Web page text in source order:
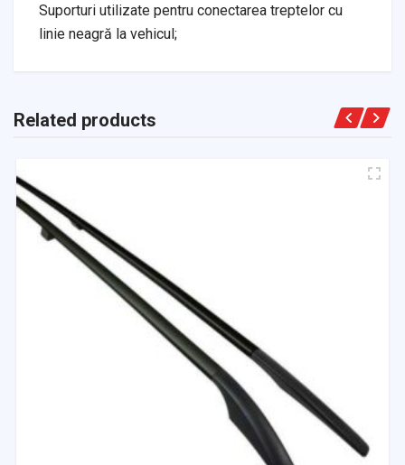
Suporturi utilizate pentru conectarea treptelor cu
linie neagră la vehicul;
Related products